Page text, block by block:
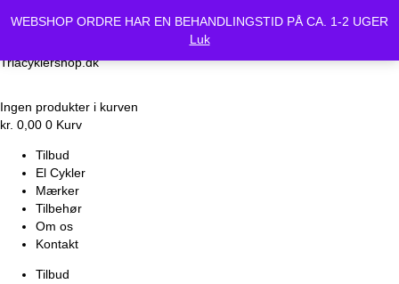
Vi holder lukket Mandag d.24/6 og Tirsdag d.25/6. Alle bestilte
cykler vil være klar Onsdag d.26-6.
Triacyklershop.dk
Ingen produkter i kurven
kr. 0,00 0 Kurv
Tilbud
El Cykler
Mærker
Tilbehør
Om os
Kontakt
Tilbud
WEBSHOP ORDRE HAR EN BEHANDLINGSTID PÅ CA. 1-2 UGER
Luk